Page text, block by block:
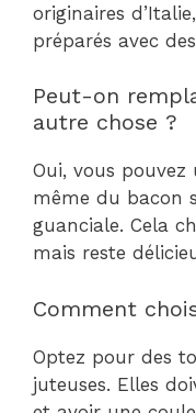
originaires
préparés avec
Peut-on
autre chose ?
Oui, vous
même du bacon
guanciale. Cela
mais reste
Comment
Optez pour des
juteuses. Elles